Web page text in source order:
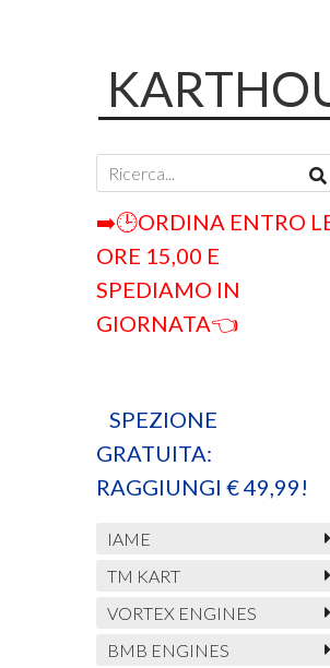
➡️🕒ORDINA ENTRO
ORE 15,00 E
SPEDIAMO IN
GIORNATA👈
SPEZIONE
GRATUITA:
RAGGIUNGI € 49,99!
IAME
TM KART
VORTEX ENGINES
BMB ENGINES